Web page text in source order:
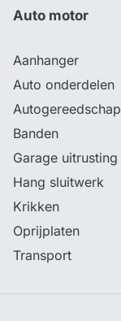
Auto motor
Aanhanger
Auto onderdelen
Autogereedschap
Banden
Garage uitrusting
Hang sluitwerk
Krikken
Oprijplaten
Transport